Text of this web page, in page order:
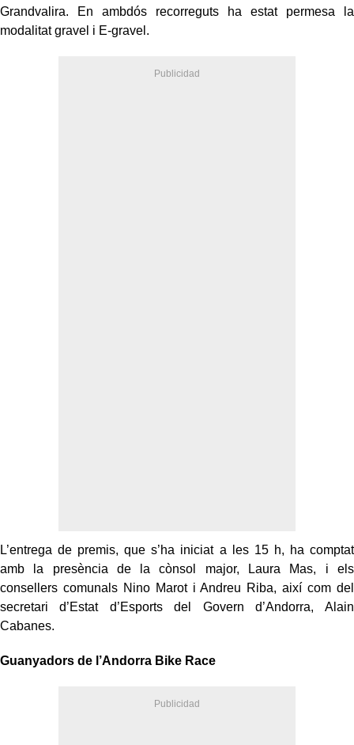
Grandvalira. En ambdós recorreguts ha estat permesa la
modalitat gravel i E-gravel.
L’entrega de premis, que s’ha iniciat a les 15 h, ha comptat
amb la presència de la cònsol major, Laura Mas, i els
consellers comunals Nino Marot i Andreu Riba, així com del
secretari d’Estat d’Esports del Govern d’Andorra, Alain
Cabanes.
Guanyadors de l’Andorra Bike Race